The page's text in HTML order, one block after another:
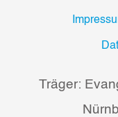
Träger: